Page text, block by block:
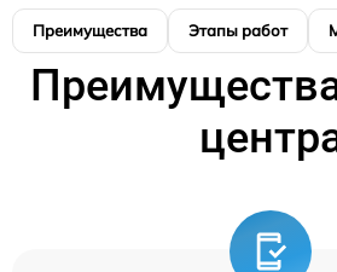
Преимущества Этапы работ